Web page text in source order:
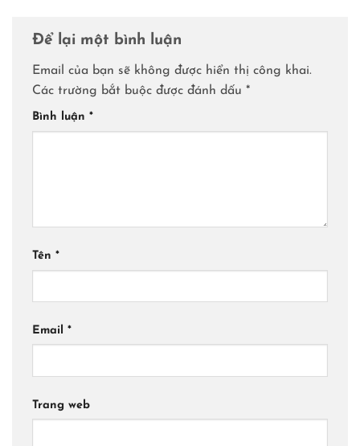
Để lại một bình luận
Email của bạn sẽ không được hiển thị công khai.
Các trường bắt buộc được đánh dấu *
Bình luận *
Tên *
Email *
Trang web